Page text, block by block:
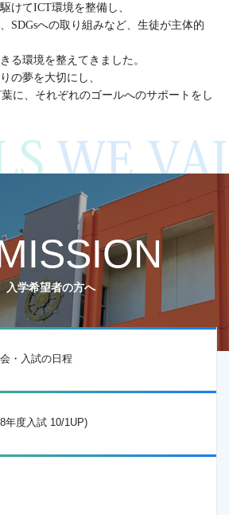
けてICT環境を整備し、
SDGsへの取り組みなど、生徒が主体的
る環境を整えてきました。
の夢を大切にし、
葉に、それぞれのゴールへのサポートをし
入学希望者の方へ
・入試の日程
年度入試 10/1UP)